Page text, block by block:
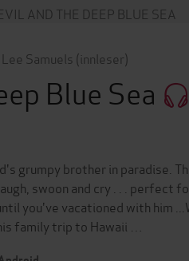
AND THE DEEP BLUE SEA
Samuels (innleser)
Blue Sea
grumpy brother in paradise.
swoon and cry . . . perfect
you've vacationed with him
family trip to Hawaii …